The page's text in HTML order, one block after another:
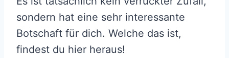
sondern hat eine sehr interessante
Botschaft für dich. Welche das ist,
findest du hier heraus!